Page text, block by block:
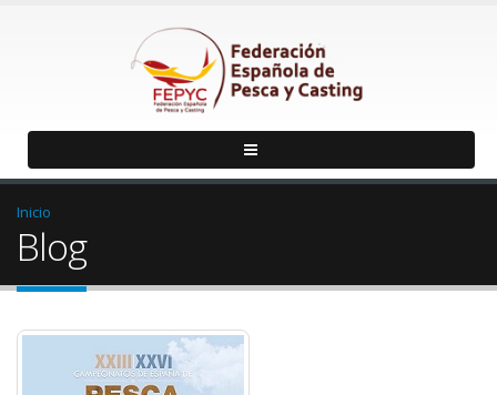
Inicio
Blog